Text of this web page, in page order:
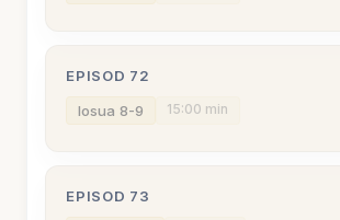
EPISOD 72
Iosua 8-9 15:00 min
EPISOD 73